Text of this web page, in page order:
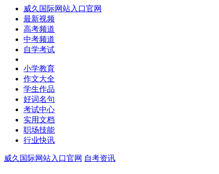
威久国际网站入口官网
最新视频
高考频道
中考频道
自学考试
小学教育
作文大全
学生作品
好词名句
考试中心
实用文档
职场技能
行业快讯
威久国际网站入口官网 自考资讯